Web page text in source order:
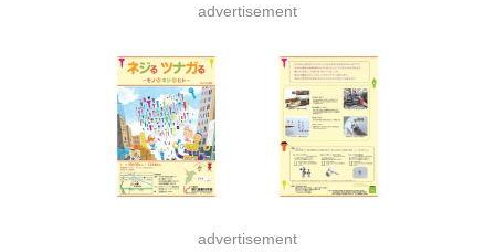
advertisement
advertisement